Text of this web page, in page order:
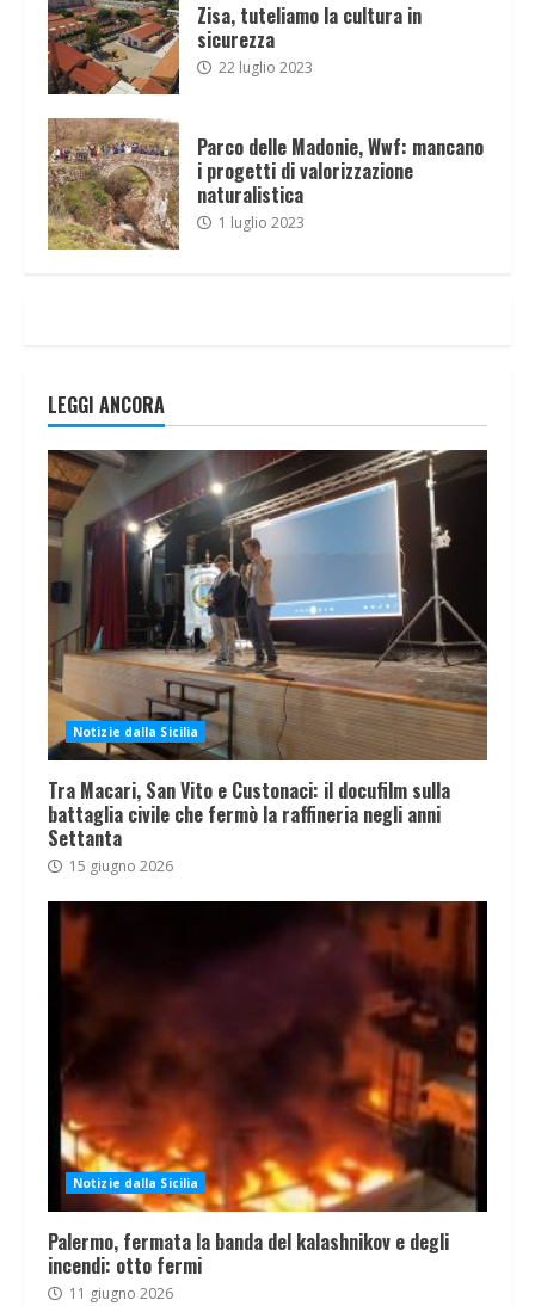
Zisa, tuteliamo la cultura in
sicurezza
22 luglio 2023
Parco delle Madonie, Wwf: mancano
i progetti di valorizzazione
naturalistica
1 luglio 2023
LEGGI ANCORA
Notizie dalla Sicilia
Tra Macari, San Vito e Custonaci: il docufilm sulla
battaglia civile che fermò la raffineria negli anni
Settanta
15 giugno 2026
Notizie dalla Sicilia
Palermo, fermata la banda del kalashnikov e degli
incendi: otto fermi
11 giugno 2026